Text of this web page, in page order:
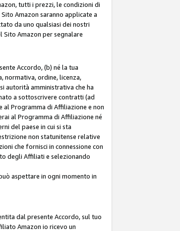
tutti i prezzi, le condizioni di
Amazon saranno applicate a
da uno qualsiasi dei nostri
Sito Amazon per segnalare
Accordo, (b) né la tua
normativa, ordine, licenza,
autorità amministrativa che ha
a sottoscrivere contratti (ad
Programma di Affiliazione e non
al Programma di Affiliazione né
del paese in cui si sta
non statunitense relative
che fornisci in connessione con
degli Affiliati e selezionando
aspettare in ogni momento in
dal presente Accordo, sul tuo
Amazon io ricevo un